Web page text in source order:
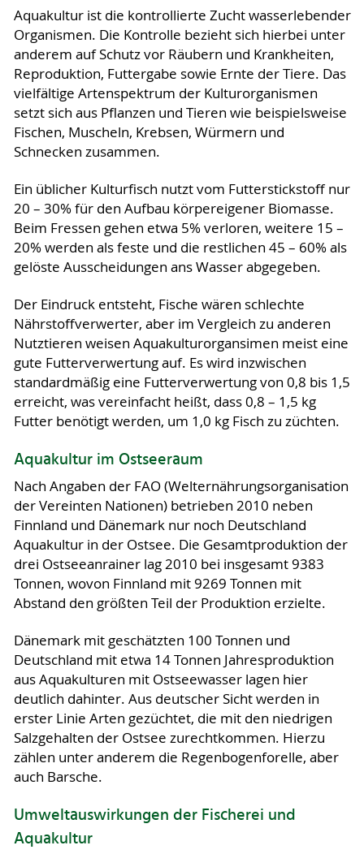
Aquakultur ist die kontrollierte Zucht wasserlebender
Organismen. Die Kontrolle bezieht sich hierbei unter
anderem auf Schutz vor Räubern und Krankheiten,
Reproduktion, Futtergabe sowie Ernte der Tiere. Das
vielfältige Artenspektrum der Kulturorganismen
setzt sich aus Pflanzen und Tieren wie beispielsweise
Fischen, Muscheln, Krebsen, Würmern und
Schnecken zusammen.
Ein üblicher Kulturfisch nutzt vom Futterstickstoff nur
20 – 30% für den Aufbau körpereigener Biomasse.
Beim Fressen gehen etwa 5% verloren, weitere 15 –
20% werden als feste und die restlichen 45 – 60% als
gelöste Ausscheidungen ans Wasser abgegeben.
Der Eindruck entsteht, Fische wären schlechte
Nährstoffverwerter, aber im Vergleich zu anderen
Nutztieren weisen Aquakulturorgansimen meist eine
gute Futterverwertung auf. Es wird inzwischen
standardmäßig eine Futterverwertung von 0,8 bis 1,5
erreicht, was vereinfacht heißt, dass 0,8 – 1,5 kg
Futter benötigt werden, um 1,0 kg Fisch zu züchten.
Aquakultur im Ostseeraum
Nach Angaben der FAO (Welternährungsorganisation
der Vereinten Nationen) betrieben 2010 neben
Finnland und Dänemark nur noch Deutschland
Aquakultur in der Ostsee. Die Gesamtproduktion der
drei Ostseeanrainer lag 2010 bei insgesamt 9383
Tonnen, wovon Finnland mit 9269 Tonnen mit
Abstand den größten Teil der Produktion erzielte.
Dänemark mit geschätzten 100 Tonnen und
Deutschland mit etwa 14 Tonnen Jahresproduktion
aus Aquakulturen mit Ostseewasser lagen hier
deutlich dahinter. Aus deutscher Sicht werden in
erster Linie Arten gezüchtet, die mit den niedrigen
Salzgehalten der Ostsee zurechtkommen. Hierzu
zählen unter anderem die Regenbogenforelle, aber
auch Barsche.
Umweltauswirkungen der Fischerei und
Aquakultur